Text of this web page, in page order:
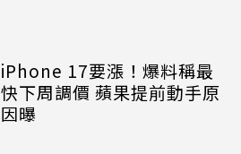
iPhone 17要漲！爆料稱最
快下周調價 蘋果提前動手原
因曝